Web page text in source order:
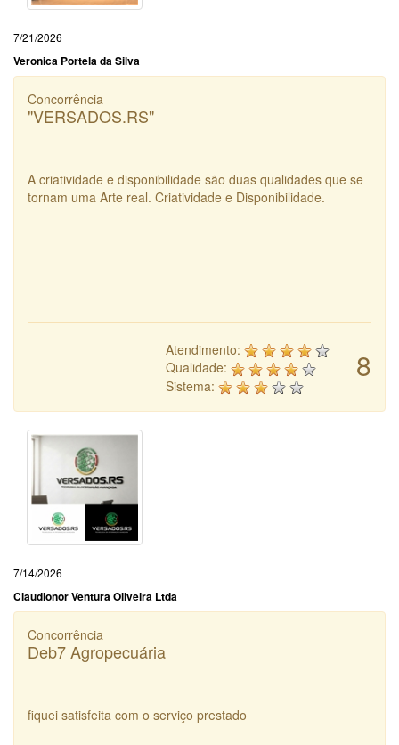
7/21/2026
Veronica Portela da Silva
Concorrência
"VERSADOS.RS"
A criatividade e disponibilidade são duas qualidades que se
tornam uma Arte real. Criatividade e Disponibilidade.
8
Atendimento:
Qualidade:
Sistema:
7/14/2026
Claudionor Ventura Oliveira Ltda
Concorrência
Deb7 Agropecuária
fiquei satisfeita com o serviço prestado